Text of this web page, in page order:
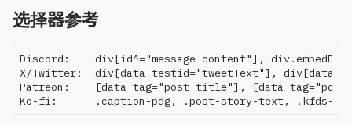
选择器参考
Discord:    div[id^="message-content"],
X/Twitter:  div[data-testid="tweetText"], div[data-
Patreon:    [data-tag="post-title"], [data-